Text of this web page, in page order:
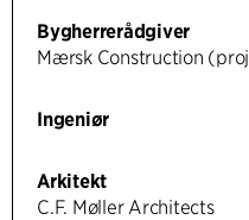
Bygherrerådgiver
Mærsk Construction
Ingeniør
Arkitekt
C.F. Møller Architects